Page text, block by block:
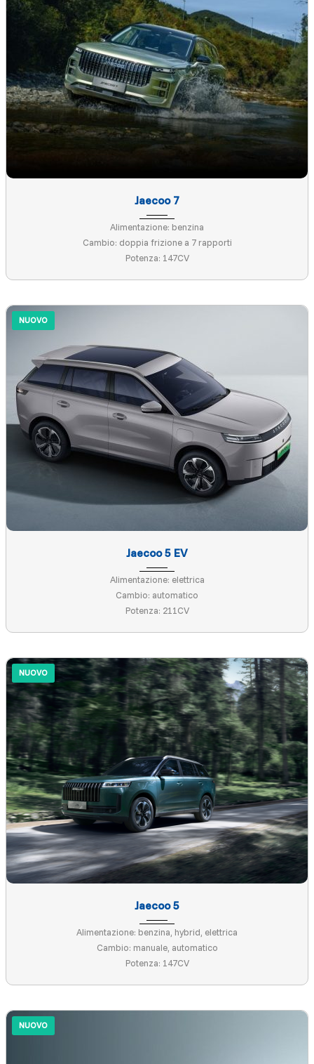
Jaecoo 7
Alimentazione: benzina
Cambio: doppia frizione a 7 rapporti
Potenza: 147CV
NUOVO
Jaecoo 5 EV
Alimentazione: elettrica
Cambio: automatico
Potenza: 211CV
NUOVO
Jaecoo 5
Alimentazione: benzina, hybrid, elettrica
Cambio: manuale, automatico
Potenza: 147CV
NUOVO